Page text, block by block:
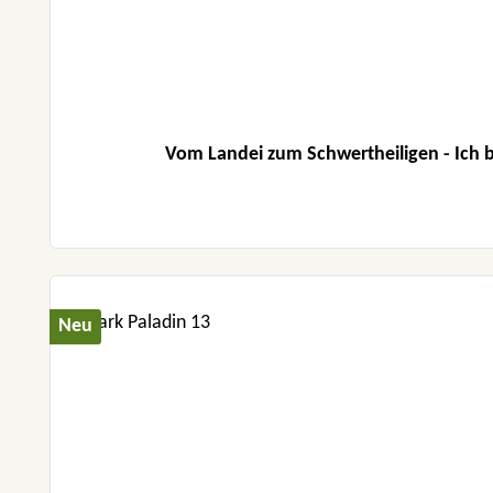
Vom Landei zum Schwertheiligen - Ich
Neu